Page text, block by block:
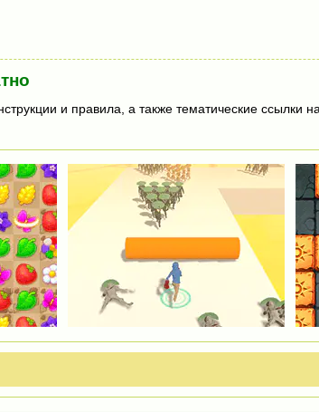
и правила, а также тематические ссылки